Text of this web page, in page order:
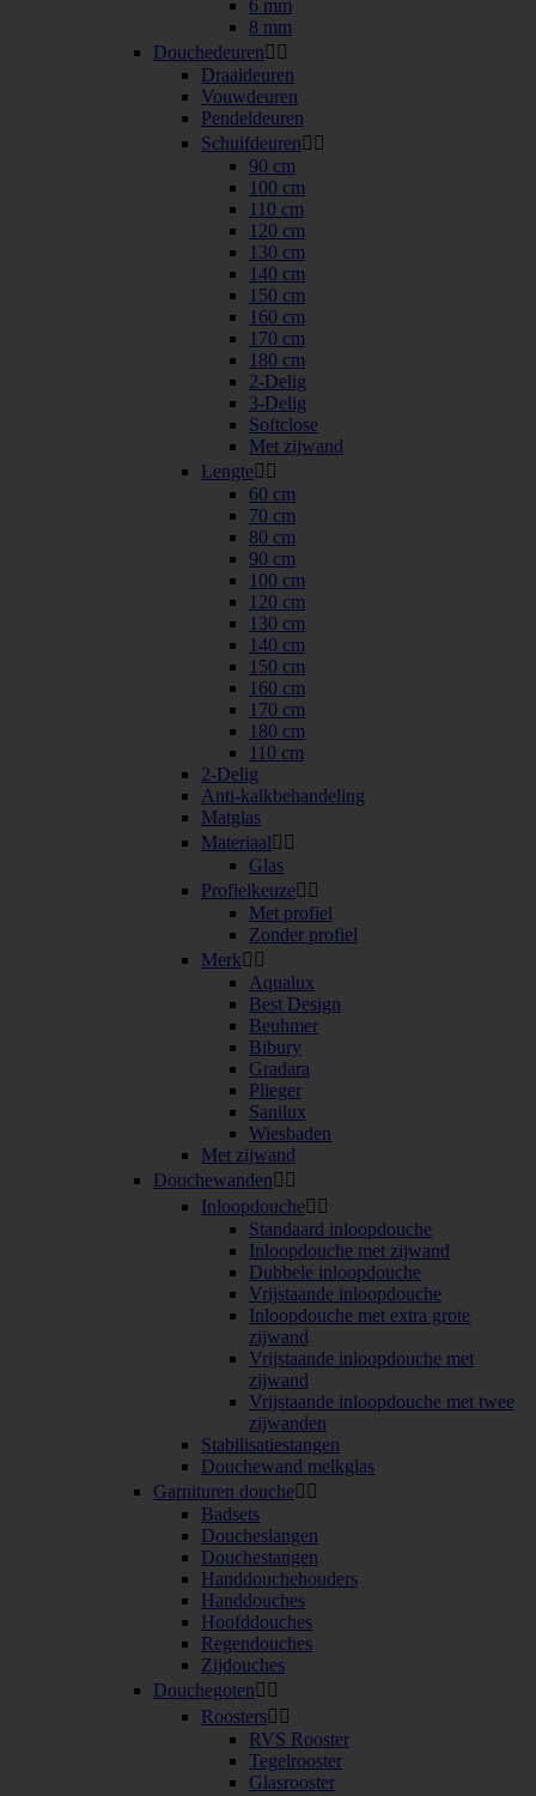
6 mm
8 mm
Douchedeuren 
Draaideuren
Vouwdeuren
Pendeldeuren
Schuifdeuren 
90 cm
100 cm
110 cm
120 cm
130 cm
140 cm
150 cm
160 cm
170 cm
180 cm
2-Delig
3-Delig
Softclose
Met zijwand
Lengte 
60 cm
70 cm
80 cm
90 cm
100 cm
120 cm
130 cm
140 cm
150 cm
160 cm
170 cm
180 cm
110 cm
2-Delig
Anti-kalkbehandeling
Matglas
Materiaal 
Glas
Profielkeuze 
Met profiel
Zonder profiel
Merk 
Aqualux
Best Design
Beuhmer
Bibury
Gradara
Plieger
Sanilux
Wiesbaden
Met zijwand
Douchewanden 
Inloopdouche 
Standaard inloopdouche
Inloopdouche met zijwand
Dubbele inloopdouche
Vrijstaande inloopdouche
Inloopdouche met extra grote
zijwand
Vrijstaande inloopdouche met
zijwand
Vrijstaande inloopdouche met twee
zijwanden
Stabilisatiestangen
Douchewand melkglas
Garnituren douche 
Badsets
Doucheslangen
Douchestangen
Handdouchehouders
Handdouches
Hoofddouches
Regendouches
Zijdouches
Douchegoten 
Roosters 
RVS Rooster
Tegelrooster
Glasrooster